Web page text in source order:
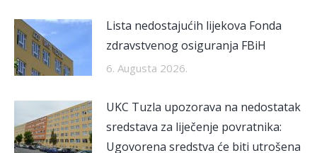
Lista nedostajućih lijekova Fonda
zdravstvenog osiguranja FBiH
6. Augusta 2026.
UKC Tuzla upozorava na nedostatak
sredstava za liječenje povratnika:
Ugovorena sredstva će biti utrošena